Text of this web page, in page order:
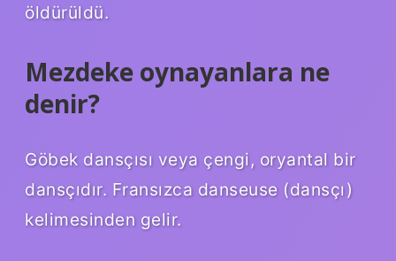
öldürüldü.
Mezdeke oynayanlara ne
denir?
Göbek dansçısı veya çengi, oryantal bir
dansçıdır. Fransızca danseuse (dansçı)
kelimesinden gelir.